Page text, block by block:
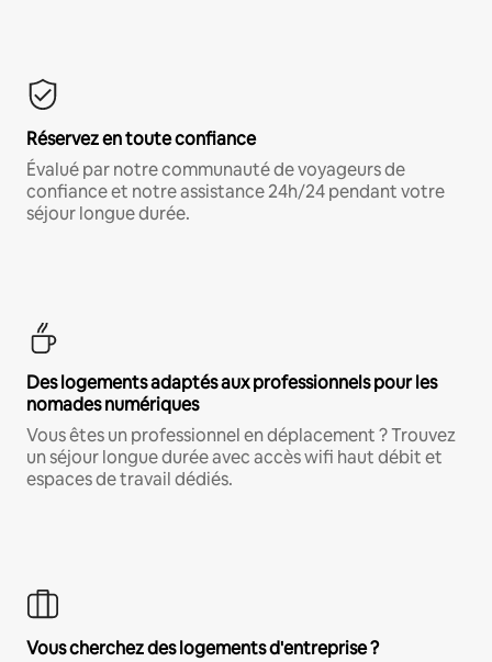
Réservez en toute confiance
Évalué par notre communauté de voyageurs de
confiance et notre assistance 24h/24 pendant votre
séjour longue durée.
Des logements adaptés aux professionnels pour les
nomades numériques
Vous êtes un professionnel en déplacement ? Trouvez
un séjour longue durée avec accès wifi haut débit et
espaces de travail dédiés.
Vous cherchez des logements d'entreprise ?